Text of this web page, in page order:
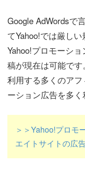
Google AdWordsで
てYahoo!では厳しい
Yahoo!プロモーシ
稿が現在は可能で
利用する多くのア
ーション広告を多く
＞＞Yahoo!プロモ
エイトサイトの広告